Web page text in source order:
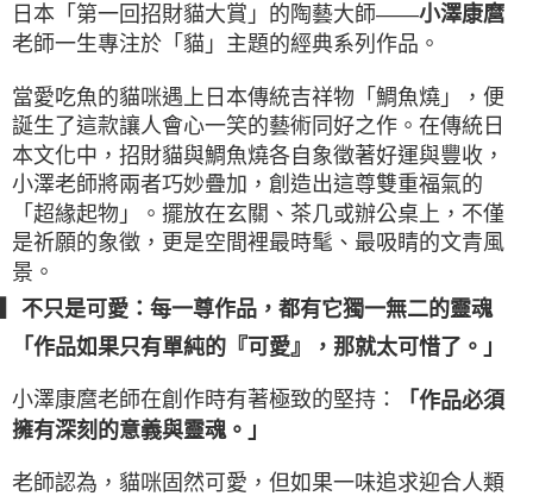
日本「第一回招財貓大賞」的陶藝大師——小澤康麿
老師一生專注於「貓」主題的經典系列作品。
當愛吃魚的貓咪遇上日本傳統吉祥物「鯛魚燒」，便
誕生了這款讓人會心一笑的藝術同好之作。在傳統日
本文化中，招財貓與鯛魚燒各自象徵著好運與豐收，
小澤老師將兩者巧妙疊加，創造出這尊雙重福氣的
「超緣起物」。擺放在玄關、茶几或辦公桌上，不僅
是祈願的象徵，更是空間裡最時髦、最吸睛的文青風
景。
▎不只是可愛：每一尊作品，都有它獨一無二的靈魂
「作品如果只有單純的『可愛』，那就太可惜了。」
小澤康麿老師在創作時有著極致的堅持：
「作品必須
擁有深刻的意義與靈魂。」
老師認為，貓咪固然可愛，但如果一味追求迎合人類